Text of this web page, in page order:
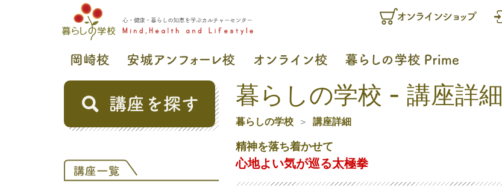
暮らしの学校 - 講座詳細
暮らしの学校 講座詳細
精神を落ち着かせて
心地よい気が巡る太極拳